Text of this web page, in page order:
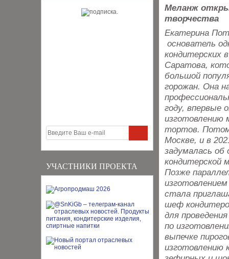
УЧАСТНИКИ ПРОЕКТА
Меланж
творчества
Екатерина
основатель
кондитерских
Саратова,
большой
горожан. Она
году, впервые
изготовлению
тортов.
Москве, и в
задумалась
кондитерской
Позже
стала
шеф
для
по
выпечке
изготовлению